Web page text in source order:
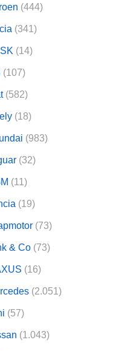
(444)
(341)
(14)
(107)
(582)
(18)
(983)
(32)
(11)
(19)
(73)
& Co (73)
(16)
(2.051)
(57)
(1.043)